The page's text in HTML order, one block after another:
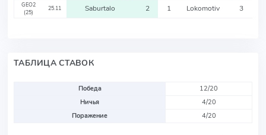
GEO2
(25)
25.11 Saburtalo 2 1 Lokomotiv 3
ТАБЛИЦА СТАВОК
Победа
12/20
Ничья
4/20
Поражение
4/20